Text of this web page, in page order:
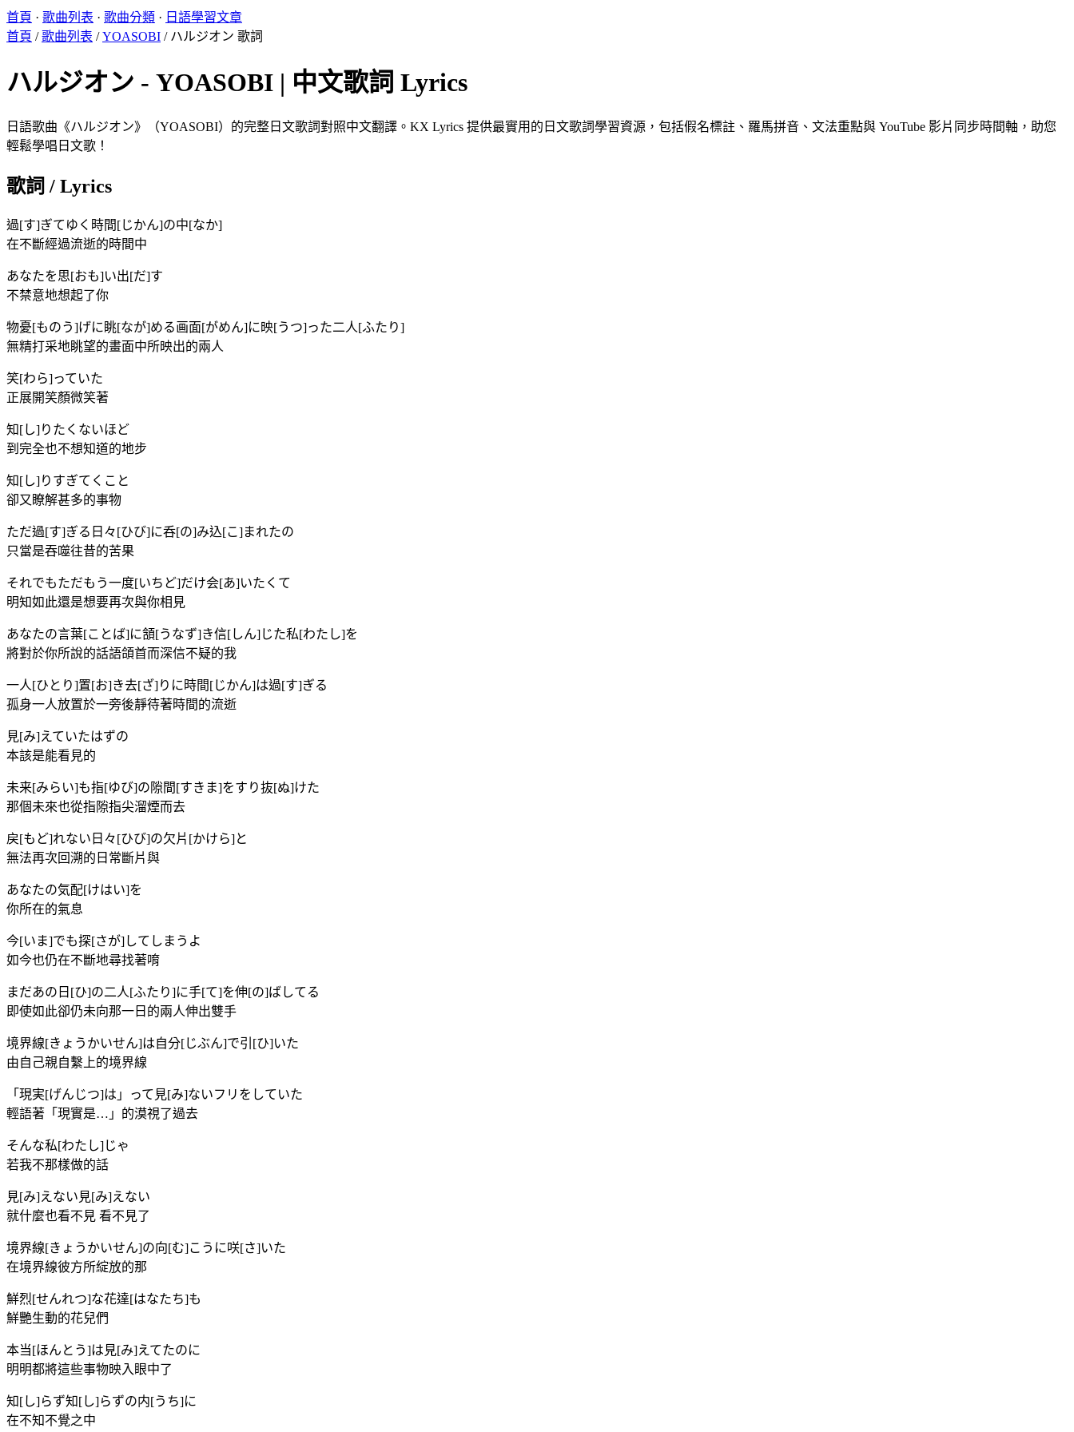
首頁 · 歌曲列表 · 歌曲分類 · 日語學習文章
首頁 /歌曲列表 /YOASOBI / ハルジオン 歌詞
ハルジオン - YOASOBI | 中文歌詞 Lyrics
日語歌曲《ハルジオン》（YOASOBI）的完整日文歌詞對照中文翻譯。KX Lyrics 提供最實用的日文歌詞學習資源，包括假名標註、羅馬拼音、文法重點與 YouTube 影片同步時間軸，助您
輕鬆學唱日文歌！
歌詞 / Lyrics
過[す]ぎてゆく時間[じかん]の中[なか]
在不斷經過流逝的時間中
あなたを思[おも]い出[だ]す
不禁意地想起了你
物憂[ものう]げに眺[なが]める画面[がめん]に映[うつ]った二人[ふたり]
無精打采地眺望的畫面中所映出的兩人
笑[わら]っていた
正展開笑顏微笑著
知[し]りたくないほど
到完全也不想知道的地步
知[し]りすぎてくこと
卻又瞭解甚多的事物
ただ過[す]ぎる日々[ひび]に呑[の]み込[こ]まれたの
只當是吞噬往昔的苦果
それでもただもう一度[いちど]だけ会[あ]いたくて
明知如此還是想要再次與你相見
あなたの言葉[ことば]に頷[うなず]き信[しん]じた私[わたし]を
將對於你所說的話語頜首而深信不疑的我
一人[ひとり]置[お]き去[ざ]りに時間[じかん]は過[す]ぎる
孤身一人放置於一旁後靜待著時間的流逝
見[み]えていたはずの
本該是能看見的
未来[みらい]も指[ゆび]の隙間[すきま]をすり抜[ぬ]けた
那個未來也從指隙指尖溜煙而去
戻[もど]れない日々[ひび]の欠片[かけら]と
無法再次回溯的日常斷片與
あなたの気配[けはい]を
你所在的氣息
今[いま]でも探[さが]してしまうよ
如今也仍在不斷地尋找著唷
まだあの日[ひ]の二人[ふたり]に手[て]を伸[の]ばしてる
即使如此卻仍未向那一日的兩人伸出雙手
境界線[きょうかいせん]は自分[じぶん]で引[ひ]いた
由自己親自繫上的境界線
「現実[げんじつ]は」って見[み]ないフリをしていた
輕語著「現實是…」的漠視了過去
そんな私[わたし]じゃ
若我不那樣做的話
見[み]えない見[み]えない
就什麼也看不見 看不見了
境界線[きょうかいせん]の向[む]こうに咲[さ]いた
在境界線彼方所綻放的那
鮮烈[せんれつ]な花達[はなたち]も
鮮艷生動的花兒們
本当[ほんとう]は見[み]えてたのに
明明都將這些事物映入眼中了
知[し]らず知[し]らずの内[うち]に
在不知不覺之中